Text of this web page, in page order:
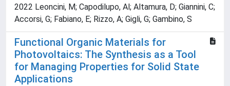
2022 Leoncini, M; Capodilupo, Al; Altamura, D; Giannini, C;
Accorsi, G; Fabiano, E; Rizzo, A; Gigli, G; Gambino, S
Functional Organic Materials for
Photovoltaics: The Synthesis as a Tool
for Managing Properties for Solid State
Applications